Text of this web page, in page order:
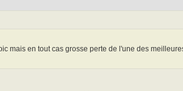
mais en tout cas grosse perte de l'une des